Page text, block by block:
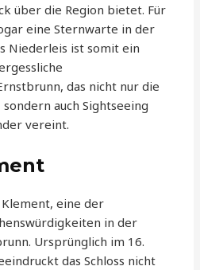
über die Region bietet. Für
eine Sternwarte in der
Niederleis ist somit ein
das nicht nur die
sondern auch Sightseeing
vereint.
Klement, eine der
in der
Ursprünglich im 16.
das Schloss nicht